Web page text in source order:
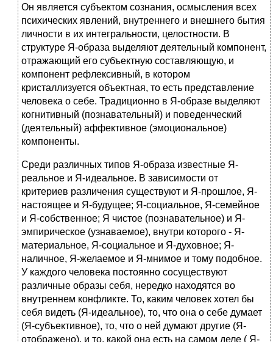
Он является субъектом сознания, осмысления всех
психических явлений, внутреннего и внешнего бытия
личности в их интегральности, целостности. В
структуре Я-образа выделяют деятельный компонент,
отражающий его субъектную составляющую, и
компонент рефлексивный, в котором
кристаллизуется объектная, то есть представление
человека о себе. Традиционно в Я-образе выделяют
когнитивный (познавательный) и поведенческий
(деятельный) аффективное (эмоциональное)
компоненты.
Среди различных типов Я-образа известные Я-
реальное и Я-идеальное. В зависимости от
критериев различения существуют и Я-прошлое, Я-
настоящее и Я-будущее; Я-социальное, Я-семейное
и Я-собственное; Я чистое (познавательное) и Я-
эмпирическое (узнаваемое), внутри которого - Я-
материальное, Я-социальное и Я-духовное; Я-
наличное, Я-желаемое и Я-мнимое и тому подобное.
У каждого человека постоянно сосуществуют
различные образы себя, нередко находятся во
внутреннем конфликте. То, каким человек хотел бы
себя видеть (Я-идеальное), то, что она о себе думает
(Я-субъективное), то, что о ней думают другие (Я-
отображено), и то, какой она есть на самом деле ( Я-